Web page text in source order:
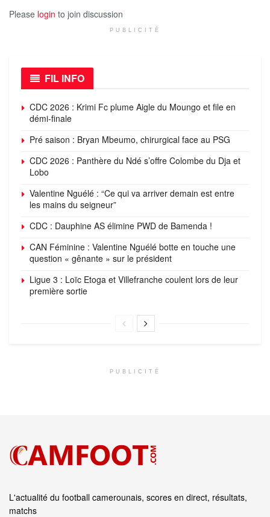
Please login to join discussion
PUBLICITÉ
FIL INFO
CDC 2026 : Krimi Fc plume Aigle du Moungo et file en
démi-finale
Pré saison : Bryan Mbeumo, chirurgical face au PSG
CDC 2026 : Panthère du Ndé s’offre Colombe du Dja et
Lobo
Valentine Nguélé : “Ce qui va arriver demain est entre
les mains du seigneur”
CDC : Dauphine AS élimine PWD de Bamenda !
CAN Féminine : Valentine Nguélé botte en touche une
question « gênante » sur le président
Ligue 3 : Loïc Etoga et Villefranche coulent lors de leur
première sortie
PUBLICITÉ
L'actualité du football camerounais, scores en direct, résultats,
matchs